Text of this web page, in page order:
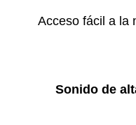
Acceso fácil a la
Sonido de